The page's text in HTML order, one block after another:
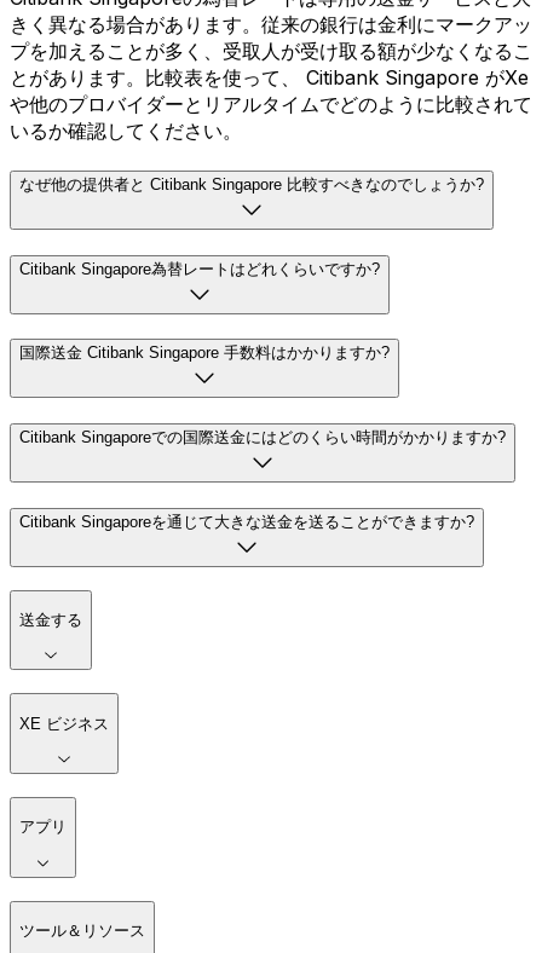
きく異なる場合があります。従来の銀行は金利にマークアッ
プを加えることが多く、受取人が受け取る額が少なくなるこ
とがあります。比較表を使って、 Citibank Singapore がXe
や他のプロバイダーとリアルタイムでどのように比較されて
いるか確認してください。
なぜ他の提供者と Citibank Singapore 比較すべきなのでしょうか?
Citibank Singapore為替レートはどれくらいですか?
国際送金 Citibank Singapore 手数料はかかりますか?
Citibank Singaporeでの国際送金にはどのくらい時間がかかりますか?
Citibank Singaporeを通じて大きな送金を送ることができますか?
送金する
XE ビジネス
アプリ
ツール＆リソース